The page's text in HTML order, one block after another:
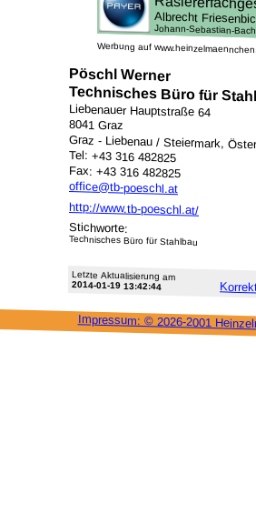
Werbung auf
Pöschl Werner
Technisches Büro für
Liebenauer Hauptstraße 64
8041 Graz
Graz - Liebenau / Steiermark,
Tel: +43 316 482825
Fax: +43 316 482825
office@tb-poeschl.at
http://www.tb-poeschl.at/
Stichworte:
Technisches Büro für Stahlbau
Letzte Aktu­alisie­rung am
2014-01-19 13:42:44
Impressum: © 2026-2001